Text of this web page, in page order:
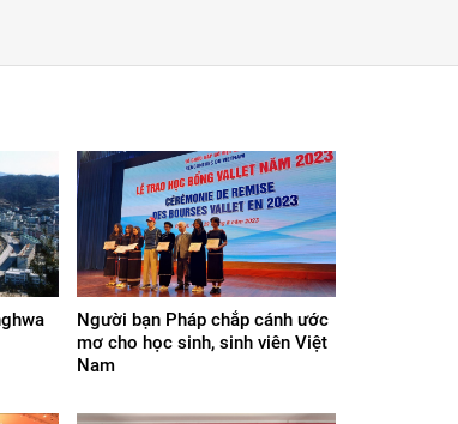
Người bạn Pháp chắp cánh ước
mơ cho học sinh, sinh viên Việt
Nam